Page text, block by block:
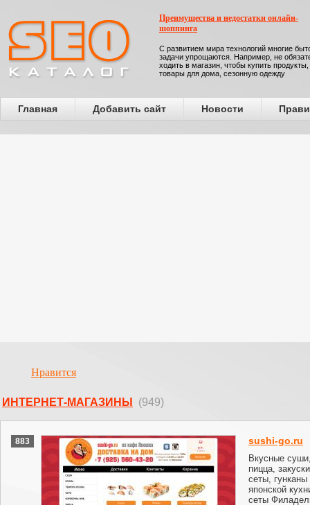
Преимущества и недостатки онлайн-
шоппинга
С развитием мира технологий многие
задачи упрощаются. Например, не
ходить в магазин, чтобы купить продукты,
товары для дома, сезонную одежду
Главная Добавить сайт Новости
Нравится
ИНТЕРНЕТ-МАГАЗИНЫ (949)
883 sushi-go.ru
Вкусные
пицца,
сеты, гунканы
японской
сеты